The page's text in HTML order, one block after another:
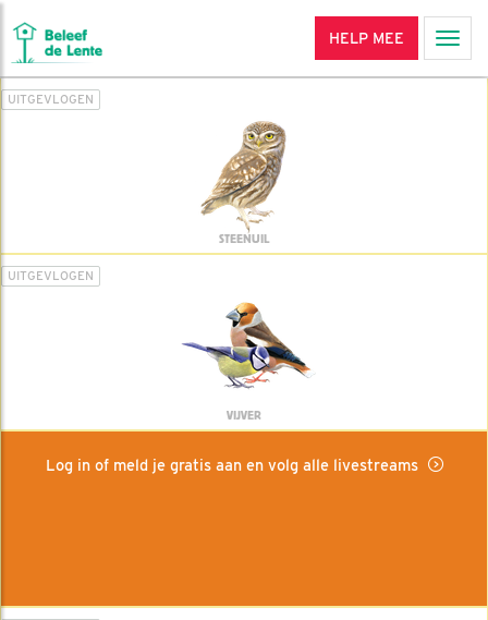
HELP MEE
UITGEVLOGEN
STEENUIL
UITGEVLOGEN
VIJVER
Log in of meld je gratis aan en volg alle livestreams